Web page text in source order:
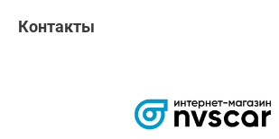
Контакты